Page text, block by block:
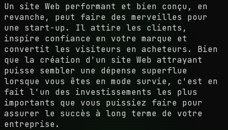
Un site Web performant et bien conçu, en
revanche, peut faire des merveilles pour
une start-up. Il attire les clients,
inspire confiance en votre marque et
convertit les visiteurs en acheteurs. Bien
que la création d'un site Web attrayant
puisse sembler une dépense superflue
lorsque vous êtes en mode survie, c'est en
fait l'un des investissements les plus
importants que vous puissiez faire pour
assurer le succès à long terme de votre
entreprise.